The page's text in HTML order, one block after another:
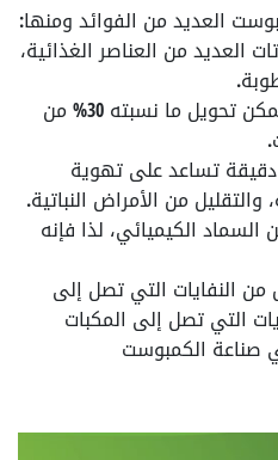
العديد من الفوائد ومنها:
العديد من العناصر الغذائية،
يساهم في إعادة التدوير إذ يمكن تحويل ما نسبته 30% من
تساعد على تهوية
والتقليل من الأمراض النباتية.
الكيميائي، لذا فإنه
النفايات التي تصل إلى
التي تصل إلى المكبات
صناعة الكمبوست